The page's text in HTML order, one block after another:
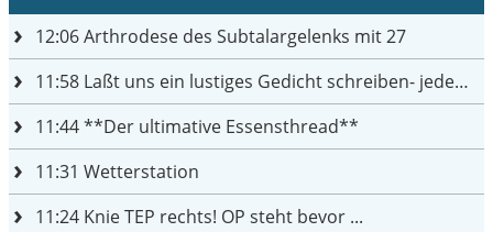
12:06Arthrodese des Subtalargelenks mit 27
11:58 Laßt uns ein lustiges Gedicht schreiben- jeder einen Satz
11:44**Der ultimative Essensthread**
11:31 Wetterstation
11:24 Knie TEP rechts! OP steht bevor ...